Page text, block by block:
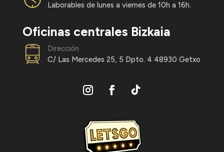
Laborables de lunes a viernes de 10h a 16h.
Oficinas centrales Bizkaia
Dirección
C/ Las Mercedes 25, 5 Dpto. 4 48930 Getxo